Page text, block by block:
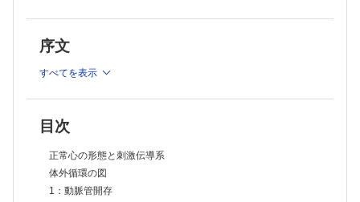
14-2：大動脈弁狭窄②
15：大動脈弁上狭窄
16-1：完全大血管転位Ⅰ型①
16-3：完全大血管転位Ⅰ型③
18：完全大血管転位Ⅲ型
19-1：修正大血管転位
19-2：修正大血管転位、機能的根治術①
19-3：修正大血管転位、機能的根治術②
19-4：修正大血管転位、ダブルスイッチ手術①（心房内血流転換＋動
脈スイッチ）
序文
すべてを表示
目次
正常心の形態と刺激伝導系
体外循環の図
1：動脈管開存